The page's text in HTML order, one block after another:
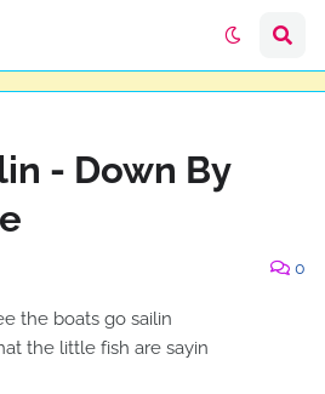
- Down By
0
the boats go sailin
the little fish are sayin